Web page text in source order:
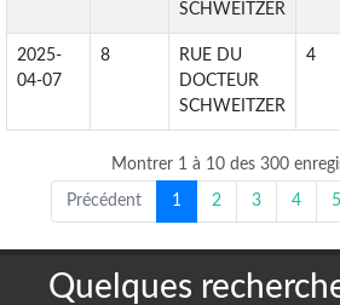
SCHWEITZER
2025-
04-07
8
RUE DU
DOCTEUR
SCHWEITZER
4
Montrer 1 à 10 des 300
Précédent 1 2 3 4 5
Quelques